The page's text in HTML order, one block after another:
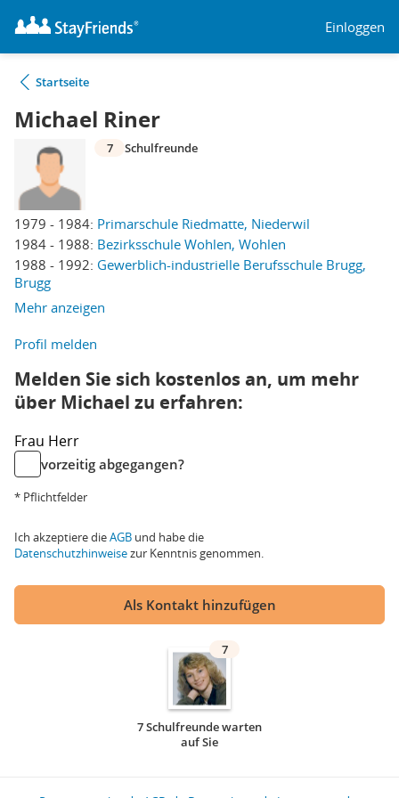
Einloggen
Startseite
Michael Riner
1979 - 1984: Primarschule Riedmatte, Niederwil
1984 - 1988: Bezirksschule Wohlen, Wohlen
1988 - 1992: Gewerblich-industrielle Berufsschule Brugg,
Brugg
Mehr anzeigen
7 Schulfreunde
Profil melden
Melden Sie sich kostenlos an, um mehr
über Michael zu erfahren:
Frau Herr
vorzeitig abgegangen?
* Pflichtfelder
Ich akzeptiere dieAGB und habe die
Datenschutzhinweisezur Kenntnis genommen.
Als Kontakt hinzufügen
7
7 Schulfreunde warten
auf Sie